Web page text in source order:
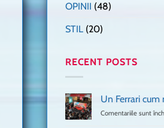
OPINII (48)
STIL (20)
RECENT POSTS
Un Ferrari
Comentariile sunt